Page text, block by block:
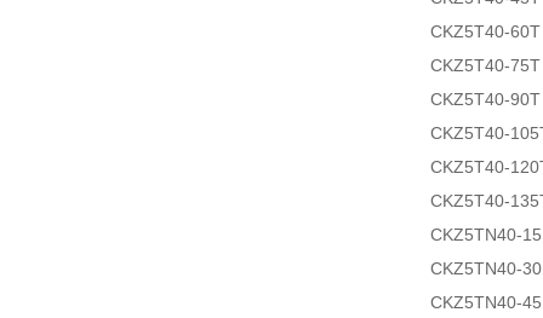
CKZ5T40-60T
CKZ5T40-75T
CKZ5T40-90T
CKZ5T40-
CKZ5T40-
CKZ5T40-
CKZ5TN40-
CKZ5TN40-
CKZ5TN40-